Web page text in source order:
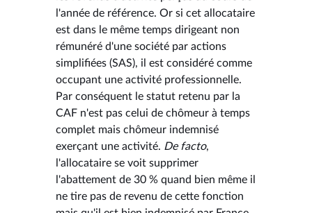
l'année de référence. Or si cet allocataire
est dans le même temps dirigeant non
rémunéré d'une société par actions
simplifiées (SAS), il est considéré comme
occupant une activité professionnelle.
Par conséquent le statut retenu par la
CAF n'est pas celui de chômeur à temps
complet mais chômeur indemnisé
exerçant une activité. De facto,
l'allocataire se voit supprimer
l'abattement de 30 % quand bien même il
ne tire pas de revenu de cette fonction